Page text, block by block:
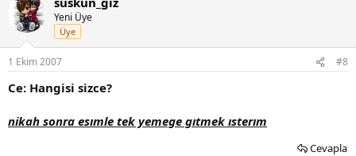
Yeni Üye
Üye
1 Ekim 2007 #8
Ce: Hangisi sizce?
nikah sonra esımle tek yemege gıtmek ısterım
Cevapla